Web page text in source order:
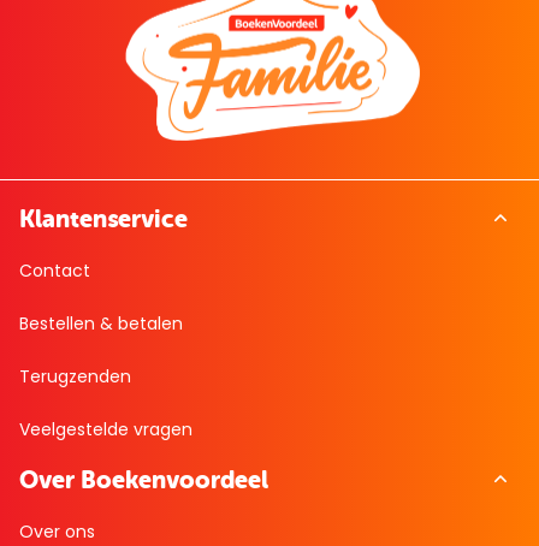
Klantenservice
Contact
Bestellen & betalen
Terugzenden
Veelgestelde vragen
Over Boekenvoordeel
Over ons